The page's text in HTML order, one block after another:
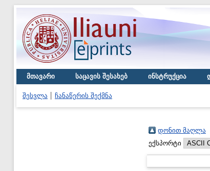
მთავარი საცავის შესახებ ინსტრუქცია
შესვლა ჩანაწერის შექმნა
დონით მაღლა
ექსპორტი